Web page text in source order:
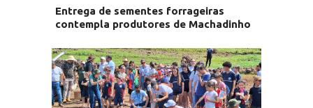
Entrega de sementes forrageiras
contempla produtores de Machadinho